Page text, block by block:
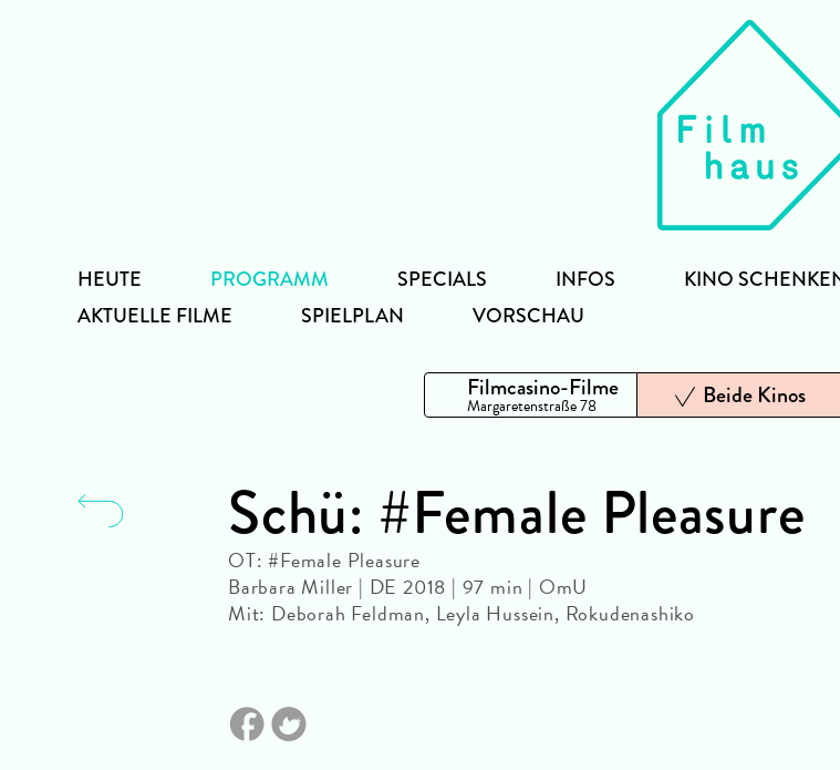
HEUTE
PROGRAMM
AKTUELLE FILME
SPIELPLAN VORSCHAU
SPECIALS INFOS KINO
Filmcasino-Filme
Margaretenstraße 78 Beide Kinos
Schü: #Female Pleasure
OT: #Female Pleasure
Barbara Miller | DE 2018 | 97 min | OmU
Mit: Deborah Feldman, Leyla Hussein, Rokudenashiko